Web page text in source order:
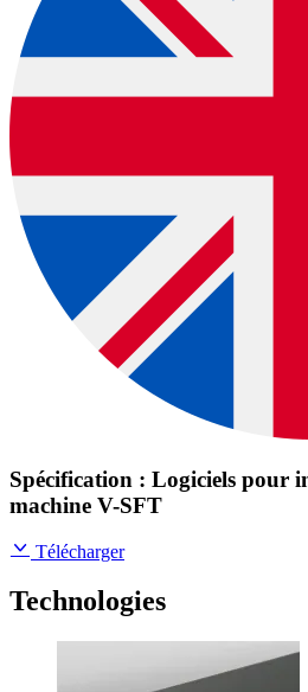
Spécification : Logiciels pour
machine V-SFT
Télécharger
Technologies